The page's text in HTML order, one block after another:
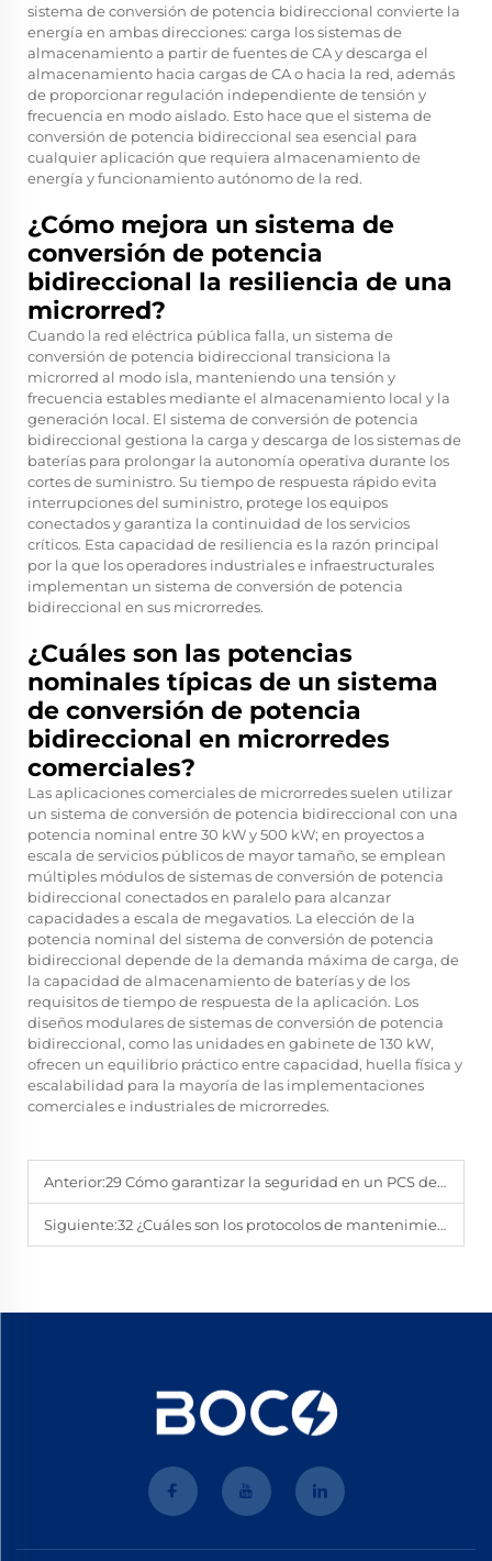
sistema de conversión de potencia bidireccional convierte la
energía en ambas direcciones: carga los sistemas de
almacenamiento a partir de fuentes de CA y descarga el
almacenamiento hacia cargas de CA o hacia la red, además
de proporcionar regulación independiente de tensión y
frecuencia en modo aislado. Esto hace que el sistema de
conversión de potencia bidireccional sea esencial para
cualquier aplicación que requiera almacenamiento de
energía y funcionamiento autónomo de la red.
¿Cómo mejora un sistema de
conversión de potencia
bidireccional la resiliencia de una
microrred?
Cuando la red eléctrica pública falla, un sistema de
conversión de potencia bidireccional transiciona la
microrred al modo isla, manteniendo una tensión y
frecuencia estables mediante el almacenamiento local y la
generación local. El sistema de conversión de potencia
bidireccional gestiona la carga y descarga de los sistemas de
baterías para prolongar la autonomía operativa durante los
cortes de suministro. Su tiempo de respuesta rápido evita
interrupciones del suministro, protege los equipos
conectados y garantiza la continuidad de los servicios
críticos. Esta capacidad de resiliencia es la razón principal
por la que los operadores industriales e infraestructurales
implementan un sistema de conversión de potencia
bidireccional en sus microrredes.
¿Cuáles son las potencias
nominales típicas de un sistema
de conversión de potencia
bidireccional en microrredes
comerciales?
Las aplicaciones comerciales de microrredes suelen utilizar
un sistema de conversión de potencia bidireccional con una
potencia nominal entre 30 kW y 500 kW; en proyectos a
escala de servicios públicos de mayor tamaño, se emplean
múltiples módulos de sistemas de conversión de potencia
bidireccional conectados en paralelo para alcanzar
capacidades a escala de megavatios. La elección de la
potencia nominal del sistema de conversión de potencia
bidireccional depende de la demanda máxima de carga, de
la capacidad de almacenamiento de baterías y de los
requisitos de tiempo de respuesta de la aplicación. Los
diseños modulares de sistemas de conversión de potencia
bidireccional, como las unidades en gabinete de 130 kW,
ofrecen un equilibrio práctico entre capacidad, huella física y
escalabilidad para la mayoría de las implementaciones
comerciales e industriales de microrredes.
Anterior:29 Cómo garantizar la seguridad en un PCS de almacenamiento de energía de 130 kW durante la descarga máxima
Siguiente:32 ¿Cuáles son los protocolos de mantenimiento para un PCS de alta potencia para BESS